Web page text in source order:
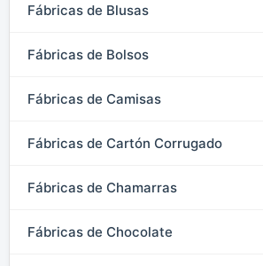
Fábricas de Blusas
Fábricas de Bolsos
Fábricas de Camisas
Fábricas de Cartón Corrugado
Fábricas de Chamarras
Fábricas de Chocolate